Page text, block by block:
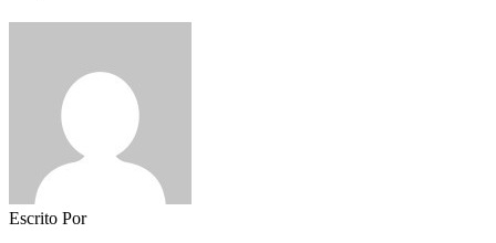
Escrito Por